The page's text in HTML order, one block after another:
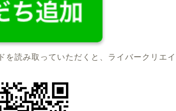
読み取っていただくと、ライバークリエイ